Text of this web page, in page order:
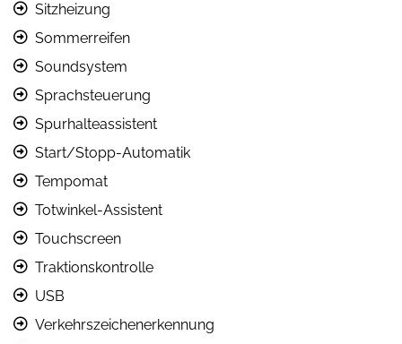
Sitzheizung
Sommerreifen
Soundsystem
Sprachsteuerung
Spurhalteassistent
Start/Stopp-Automatik
Tempomat
Totwinkel-Assistent
Touchscreen
Traktionskontrolle
USB
Verkehrszeichenerkennung